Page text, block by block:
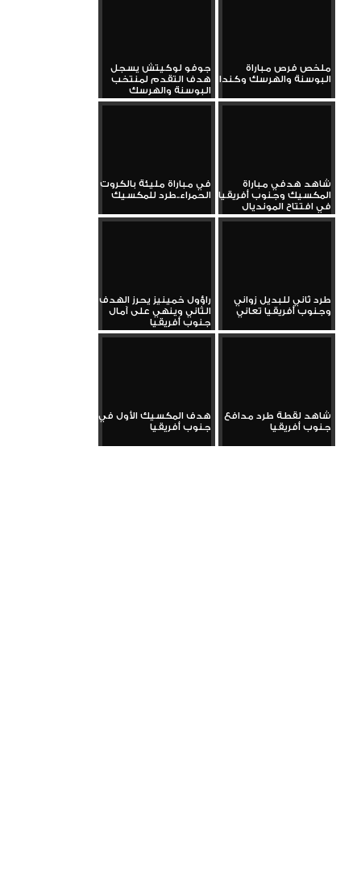
ملخص فرص مباراة
البوسنة والهرسك وكندا
جوفو لوكيتش يسجل
هدف التقدم لمنتخب
البوسنة والهرسك
شاهد هدفي مباراة
المكسيك وجنوب أفريقيا
في افتتاح المونديال
في مباراة مليئة بالكروت
الحمراء..طرد للمكسيك
طرد ثاني للبديل زواني
وجنوب أفريقيا تعاني
راؤول خمينيز يحرز الهدف
الثاني وينهي على آمال
جنوب أفريقيا
شاهد لقطة طرد مدافع
جنوب أفريقيا
هدف المكسيك الأول في
جنوب أفريقيا